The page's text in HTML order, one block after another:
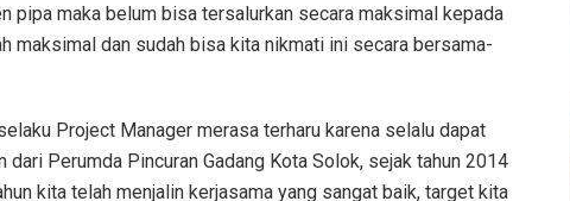
pipa maka belum bisa tersalurkan secara maksimal kepada
maksimal dan sudah bisa kita nikmati ini secara bersama-
Project Manager merasa terharu karena selalu dapat
Perumda Pincuran Gadang Kota Solok, sejak tahun 2014
kita telah menjalin kerjasama yang sangat baik, target kita